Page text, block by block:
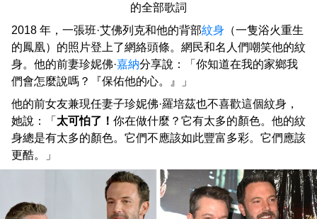
的全部歌詞
2018 年，一張班·艾佛列克和他的背部紋身 （一隻浴火重生
的鳳凰）的照片登上了網絡頭條。網民和名人們嘲笑他的紋
身。他的前妻珍妮佛·嘉納分享說：「你知道在我的家鄉我
們會怎麼說嗎？『保佑他的心。』」
他的前女友兼現任妻子珍妮佛·羅培茲也不喜歡這個紋身，
她說：「 太可怕了！ 你在做什麼？它有太多的顏色。他的紋
身總是有太多的顏色。它們不應該如此豐富多彩。它們應該
更酷。」